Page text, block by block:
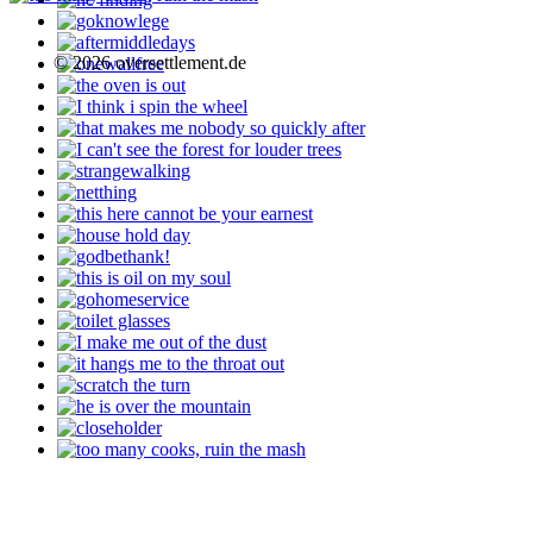
© 2026 oversettlement.de